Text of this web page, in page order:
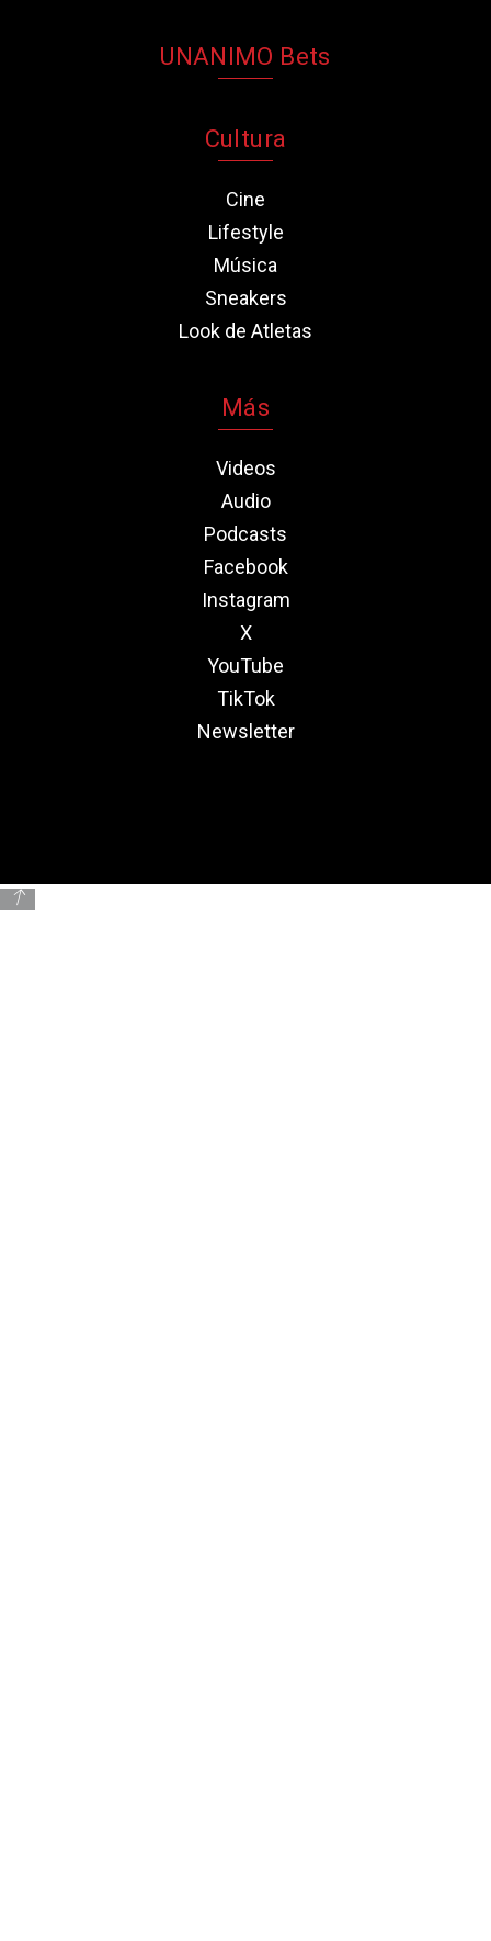
UNANIMO Bets
Cultura
Cine
Lifestyle
Música
Sneakers
Look de Atletas
Más
Videos
Audio
Podcasts
Facebook
Instagram
X
YouTube
TikTok
Newsletter